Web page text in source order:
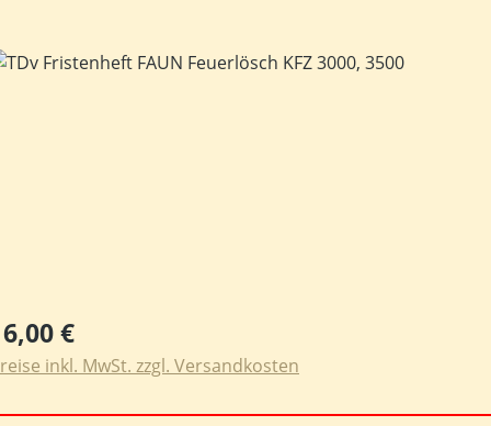
überspringen
Preis:
€
inkl. MwSt. zzgl. Versandkosten